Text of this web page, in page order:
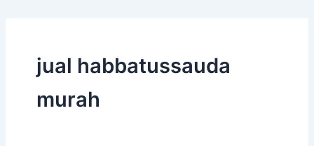
jual habbatussauda
murah